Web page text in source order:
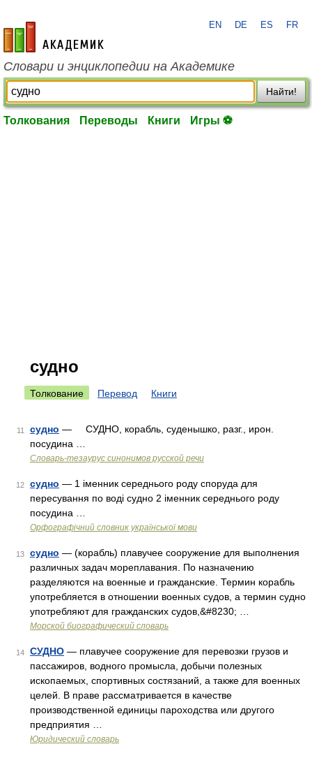
academic.ru
EN DE ES FR
Словари и энциклопедии на Академике
Найти!
Толкования Переводы Книги Игры ⚽
судно
Толкование Перевод Книги
11 судно — СУДНО, корабль, суденышко, разг., ирон.
посудина …
Словарь-тезаурус синонимов русской речи
12 судно — 1 іменник середнього роду споруда для
пересування по воді судно 2 іменник середнього роду
посудина …
Орфографічний словник української мови
13 судно — (корабль) плавучее сооружение для выполнения
различных задач мореплавания. По назначению
разделяются на военные и гражданские. Термин корабль
употребляется в отношении военных судов, а термин судно
употребляют для гражданских судов,&#8230; …
Морской биографический словарь
14 СУДНО — плавучее сооружение для перевозки грузов и
пассажиров, водного промысла, добычи полезных
ископаемых, спортивных состязаний, а также для военных
целей. В праве рассматривается в качестве
производственной единицы пароходства или другого
предприятия …
Юридический словарь